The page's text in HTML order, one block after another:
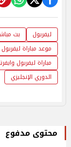
ليفربول
بث
موعد مباراة
مباراة ليفربول
الدوري الإنجليزي
محتوى مدفوع